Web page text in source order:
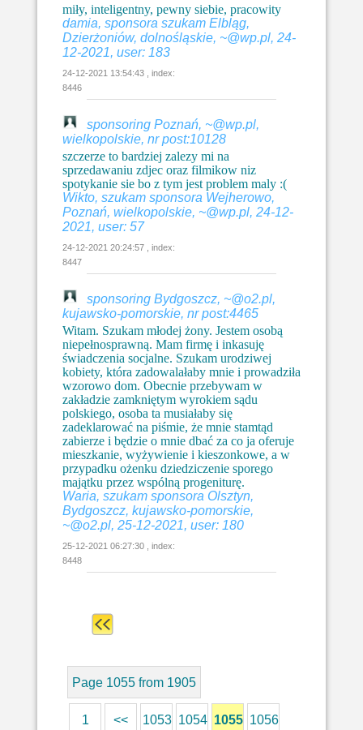
miły, inteligentny, pewny siebie, pracowity
damia, sponsora szukam Elbląg,
Dzierżoniów, dolnośląskie, ~@wp.pl, 24-
12-2021, user: 183
24-12-2021 13:54:43 , index:
8446
sponsoring Poznań, ~@wp.pl,
wielkopolskie, nr post:10128
szczerze to bardziej zalezy mi na
sprzedawaniu zdjec oraz filmikow niz
spotykanie sie bo z tym jest problem maly :(
Wikto, szukam sponsora Wejherowo,
Poznań, wielkopolskie, ~@wp.pl, 24-12-
2021, user: 57
24-12-2021 20:24:57 , index:
8447
sponsoring Bydgoszcz, ~@o2.pl,
kujawsko-pomorskie, nr post:4465
Witam. Szukam młodej żony. Jestem osobą
niepełnosprawną. Mam firmę i inkasuję
świadczenia socjalne. Szukam urodziwej
kobiety, która zadowalałaby mnie i prowadziła
wzorowo dom. Obecnie przebywam w
zakładzie zamkniętym wyrokiem sądu
polskiego, osoba ta musiałaby się
zadeklarować na piśmie, że mnie stamtąd
zabierze i będzie o mnie dbać za co ja oferuje
mieszkanie, wyżywienie i kieszonkowe, a w
przypadku ożenku dziedziczenie sporego
majątku przez wspólną progeniturę.
Waria, szukam sponsora Olsztyn,
Bydgoszcz, kujawsko-pomorskie,
~@o2.pl, 25-12-2021, user: 180
25-12-2021 06:27:30 , index:
8448
Page 1055 from 1905
1 << 1053 1054 1055 1056